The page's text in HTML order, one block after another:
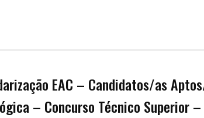
EAC – Candidatos/as
– Concurso Técnico Superior